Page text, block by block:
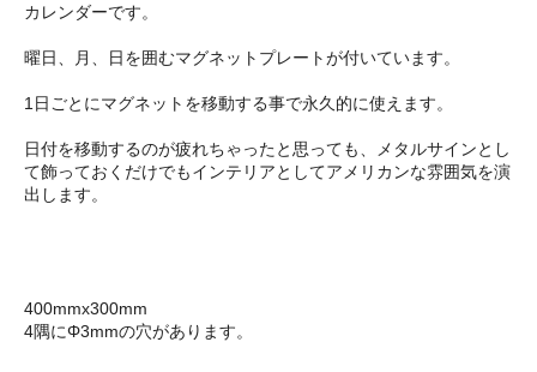
カレンダーです。
曜日、月、日を囲むマグネットプレートが付いています。
1日ごとにマグネットを移動する事で永久的に使えます。
日付を移動するのが疲れちゃったと思っても、メタルサインとし
て飾っておくだけでもインテリアとしてアメリカンな雰囲気を演
出します。
400mmx300mm
4隅にΦ3mmの穴があります。